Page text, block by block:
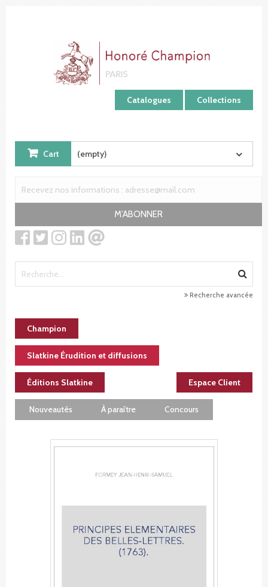
Catalogues Collections
Cart (empty)
M'ABONNER
Recherche avancée
Champion
Slatkine Érudition et diffusions
Éditions Slatkine Espace Client
Nouveautés À paraître Concours